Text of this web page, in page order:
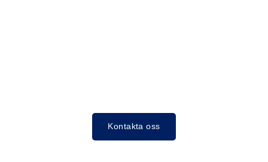
Kontakta oss